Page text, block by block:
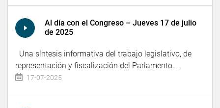
Al día con el Congreso – Jueves 17 de julio
de 2025
Una síntesis informativa del trabajo legislativo, de
representación y fiscalización del Parlamento...
17-07-2025